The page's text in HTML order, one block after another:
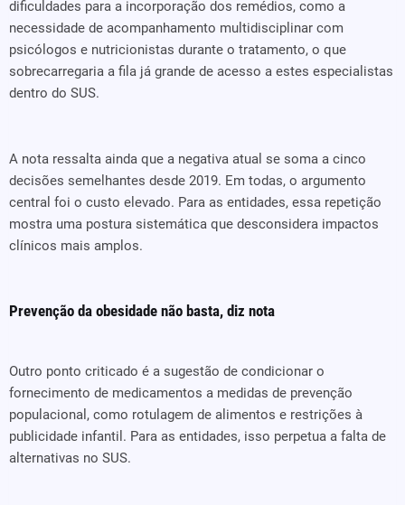
dificuldades para a incorporação dos remédios, como a
necessidade de acompanhamento multidisciplinar com
psicólogos e nutricionistas durante o tratamento, o que
sobrecarregaria a fila já grande de acesso a estes especialistas
dentro do SUS.
A nota ressalta ainda que a negativa atual se soma a cinco
decisões semelhantes desde 2019. Em todas, o argumento
central foi o custo elevado. Para as entidades, essa repetição
mostra uma postura sistemática que desconsidera impactos
clínicos mais amplos.
Prevenção da obesidade não basta, diz nota
Outro ponto criticado é a sugestão de condicionar o
fornecimento de medicamentos a medidas de prevenção
populacional, como rotulagem de alimentos e restrições à
publicidade infantil. Para as entidades, isso perpetua a falta de
alternativas no SUS.